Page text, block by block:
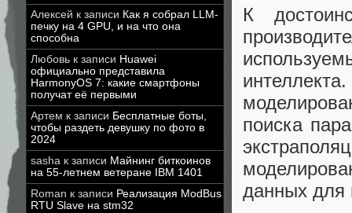
Алексей к записи Как я собрал LLM-
печку на 4 GPU, и на что она
способна
Любовь к записи Huawei
официально представила
HarmonyOS 7: какие смартфоны
получат её первыми
Артем к записи Бесплатные боты,
чтобы раздеть девушку по фото в
2024
sasha к записи Майнинг биткоинов
на 55-летнем ветеране IBM 1401
Roman к записи Реализация ModBus
RTU Slave на stm32
К
поиска
данных для